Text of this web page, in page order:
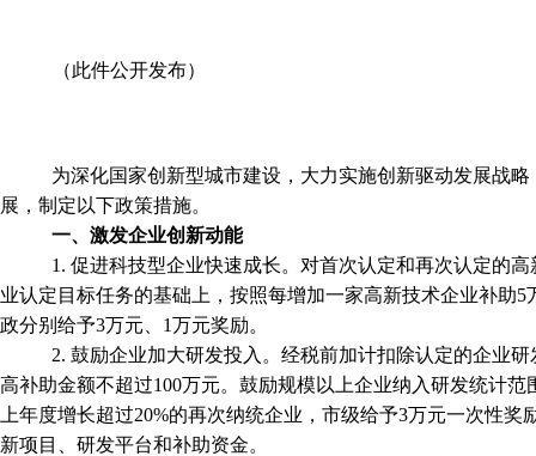
（此件公开发布）
为深化国家创新型城市建设，大力实施创新驱动发展战
展，制定以下政策措施。
一、激发企业创新动能
1. 促进科技型企业快速成长。对首次认定和再次认定的
业认定目标任务的基础上，按照每增加一家高新技术企业补助
政分别给予3万元、1万元奖励。
2. 鼓励企业加大研发投入。经税前加计扣除认定的企业
高补助金额不超过100万元。鼓励规模以上企业纳入研发统计
上年度增长超过20%的再次纳统企业，市级给予3万元一次性
新项目、研发平台和补助资金。